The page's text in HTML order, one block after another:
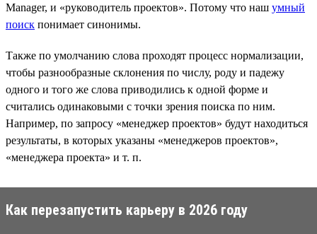
Manager, и «руководитель проектов». Потому что наш умный
поиск понимает синонимы.
Также по умолчанию слова проходят процесс нормализации,
чтобы разнообразные склонения по числу, роду и падежу
одного и того же слова приводились к одной форме и
считались одинаковыми с точки зрения поиска по ним.
Например, по запросу «менеджер проектов» будут находиться
результаты, в которых указаны «менеджеров проектов»,
«менеджера проекта» и т. п.
Как перезапустить карьеру в 2026 году